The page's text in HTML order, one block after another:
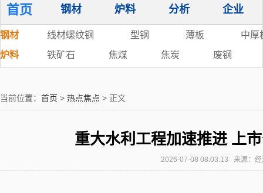
首页 钢材 炉料 分析 企业
钢材 线材螺纹钢 型钢 薄板
中厚
炉料
铁矿石 焦煤 焦炭 废钢
当前位置： 首页 > 热点焦点 > 正文
重大水利工程加速推进 上
2026-07-08 08:03:13 来源：